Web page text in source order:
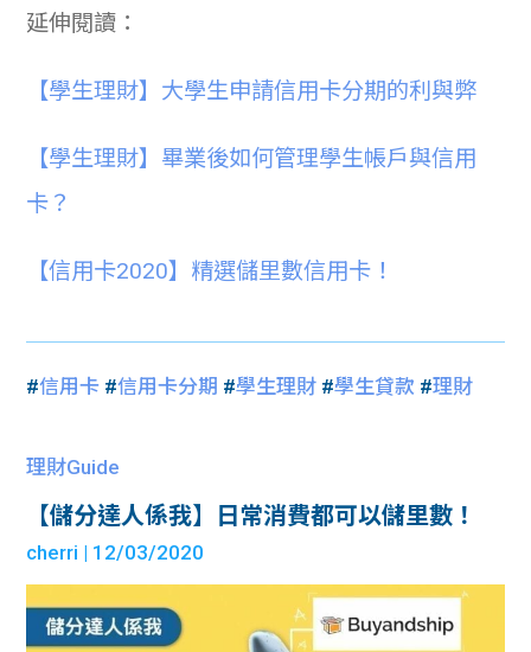
延伸閱讀：
【學生理財】大學生申請信用卡分期的利與弊
【學生理財】畢業後如何管理學生帳戶與信用
卡？
【信用卡2020】精選儲里數信用卡！
#信用卡 #信用卡分期 #學生理財 #學生貸款 #理財
理財Guide
【儲分達人係我】日常消費都可以儲里數！
cherri | 12/03/2020